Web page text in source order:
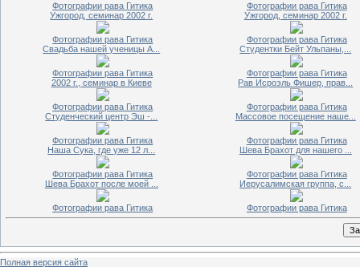
Фотографии рава Гитика
Фотографии рава Гитика
Ужгород, семинар 2002 г.
Фотографии рава Гитика
Ужгород, семинар 2002 г.
Фотографии рава Гитика
Свадьба нашей ученицы А...
Фотографии рава Гитика
Студентки Бейт Ульпаны,...
Фотографии рава Гитика
2002 г., семинар в Киеве
Фотографии рава Гитика
Рав Исроэль Фишер, прав...
Фотографии рава Гитика
Студенческий центр Эш -...
Фотографии рава Гитика
Массовое посещение наше...
Фотографии рава Гитика
Наша Сука, где уже 12 л...
Фотографии рава Гитика
Шева Брахот для нашего ...
Фотографии рава Гитика
Шева Брахот после моей ...
Фотографии рава Гитика
Иерусалимская группа, с...
Фотографии рава Гитика
Полная версия сайта